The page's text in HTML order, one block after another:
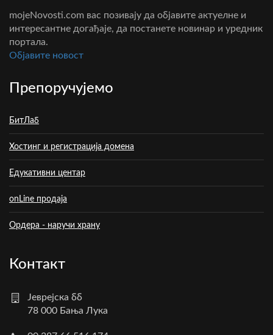
mojeNovosti.com вас позивају да објавите актуелне и
интересантне догађаје, да постанете новинар и уредник
портала.
Oбјавите новост
Препоручујемо
БитЛаб
Хостинг и регистрација домена
Едукативни центар
onLine продаја
Ордера - наручи храну
Контакт
Јеврејска бб
78 000 Бања Лука